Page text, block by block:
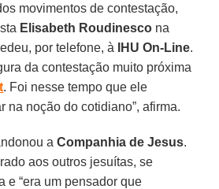
movimentos de contestação,
Elisabeth Roudinesco na
por telefone, à
IHU On-Line.
da contestação muito próxima
. Foi nesse tempo que ele
na noção do cotidiano”, afirma.
aCompanhia de Jesus.
aos outros jesuítas, se
e “era um pensador que